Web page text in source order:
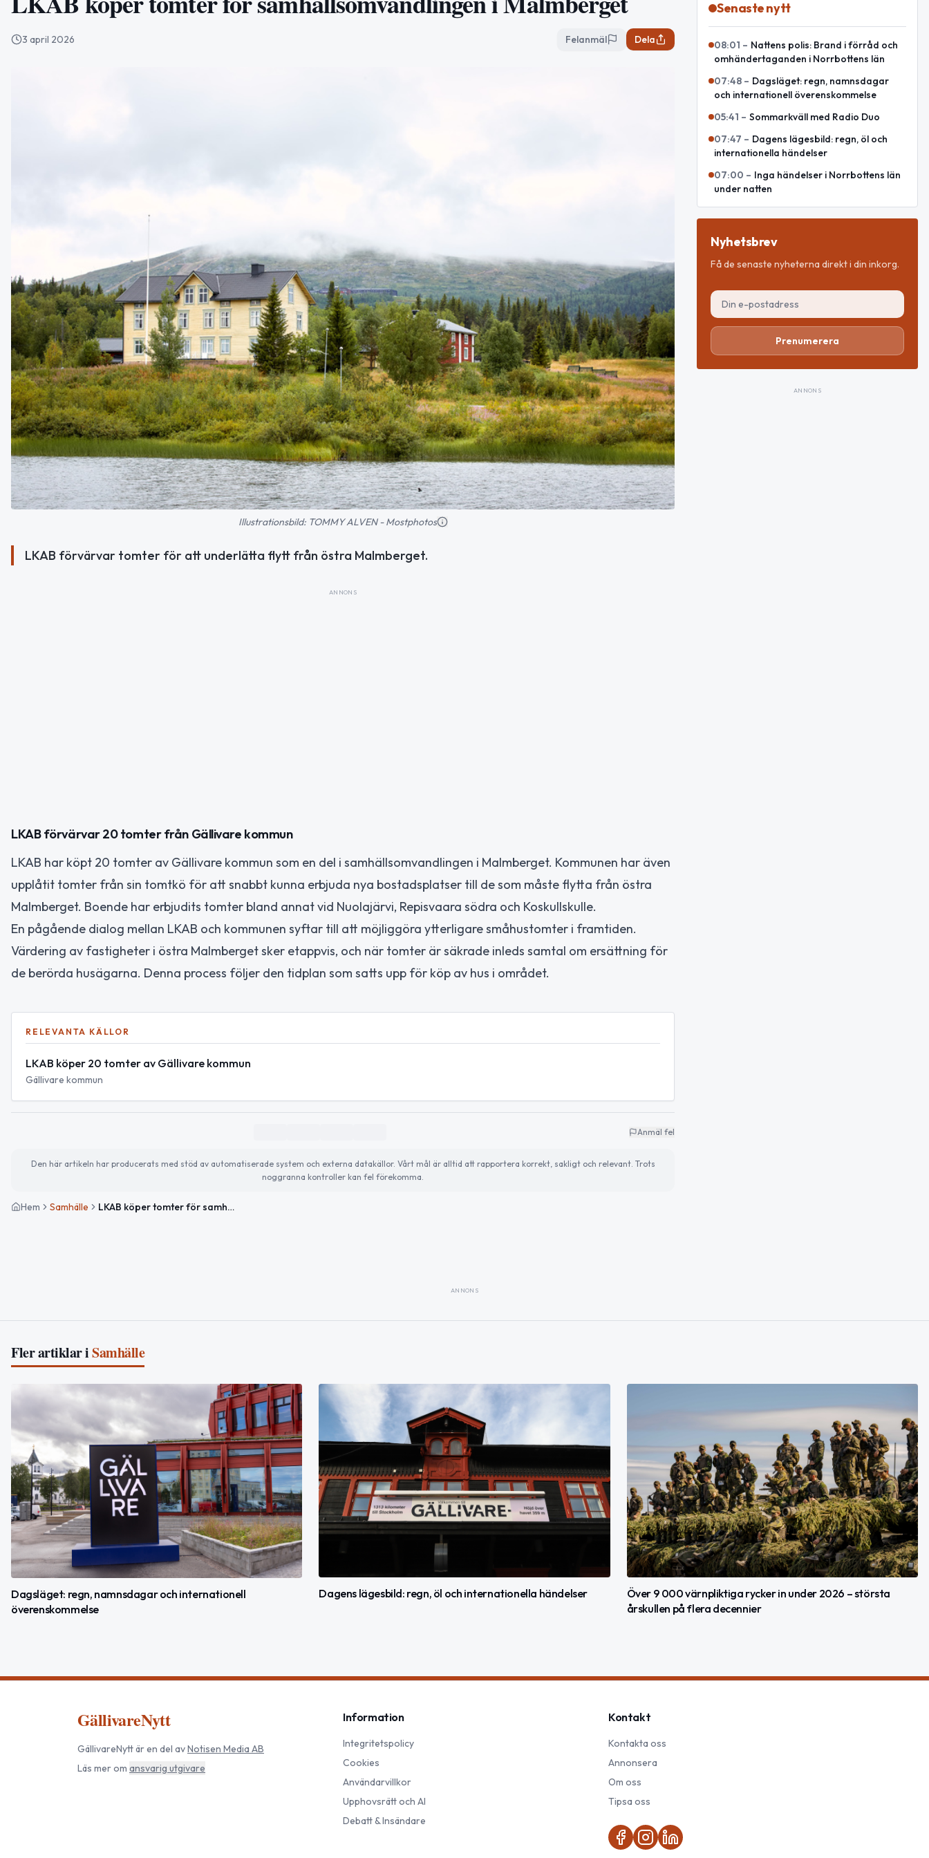
3 april 2026 Felanmäl Dela
Illustrationsbild: TOMMY ALVEN - Mostphotos
LKAB förvärvar tomter för att underlätta flytt från östra Malmberget.
ANNONS
LKAB förvärvar 20 tomter från Gällivare kommun
LKAB har köpt 20 tomter av Gällivare kommun som en del i samhällsomvandlingen i Malmberget. Kommunen har även
upplåtit tomter från sin tomtkö för att snabbt kunna erbjuda nya bostadsplatser till de som måste flytta från östra
Malmberget. Boende har erbjudits tomter bland annat vid Nuolajärvi, Repisvaara södra och Koskullskulle.
En pågående dialog mellan LKAB och kommunen syftar till att möjliggöra ytterligare småhustomter i framtiden.
Värdering av fastigheter i östra Malmberget sker etappvis, och när tomter är säkrade inleds samtal om ersättning för
de berörda husägarna. Denna process följer den tidplan som satts upp för köp av hus i området.
RELEVANTA KÄLLOR
LKAB köper 20 tomter av Gällivare kommun
Gällivare kommun
Anmäl fel
Den här artikeln har producerats med stöd av automatiserade system och externa datakällor. Vårt mål är alltid att rapportera korrekt, sakligt och relevant. Trots
noggranna kontroller kan fel förekomma.
Hem Samhälle LKAB köper tomter för samhällsomvandlingen i Malmberget
Senaste nytt
08:01 – Nattens polis: Brand i förråd och
omhändertaganden i Norrbottens län
07:48 – Dagsläget: regn, namnsdagar
och internationell överenskommelse
05:41 – Sommarkväll med Radio Duo
07:47 – Dagens lägesbild: regn, öl och
internationella händelser
07:00 – Inga händelser i Norrbottens län
under natten
Nyhetsbrev
Få de senaste nyheterna direkt i din inkorg.
Prenumerera
ANNONS
ANNONS
Fler artiklar iSamhälle
Dagsläget: regn, namnsdagar och internationell
överenskommelse
Dagens lägesbild: regn, öl och internationella händelser
Över 9 000 värnpliktiga rycker in under 2026 – största
årskullen på flera decennier
GällivareNytt
GällivareNyttär en del avNotisen Media AB
Läs mer om ansvarig utgivare
Information
Integritetspolicy
Cookies
Användarvillkor
Upphovsrätt och AI
Debatt & Insändare
Kontakt
Kontakta oss
Annonsera
Om oss
Tipsa oss